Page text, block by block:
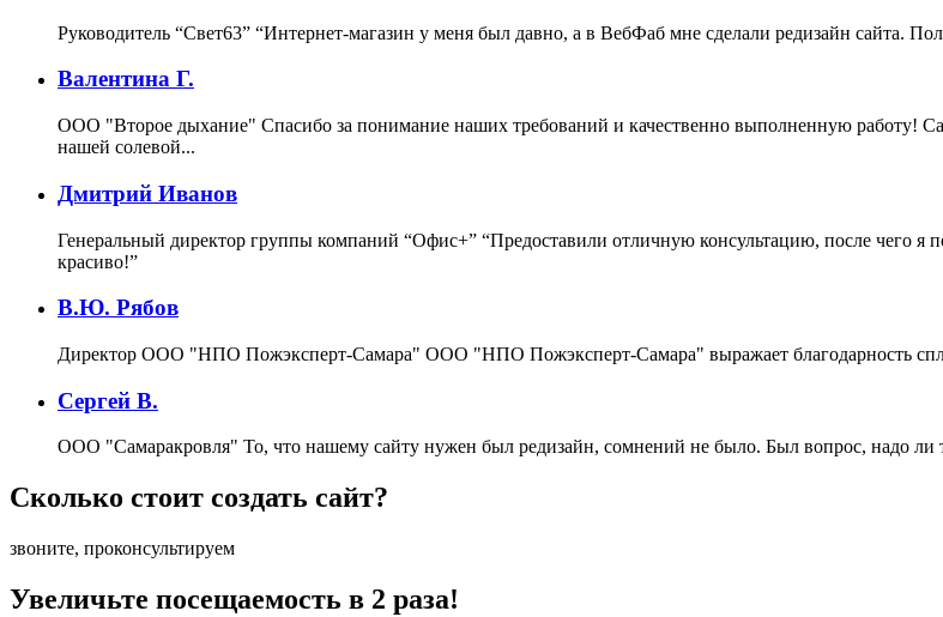
Руководитель “Свет63” “Интернет-магазин у меня был давно, а в ВебФаб мне сделали редизайн сайта.
Валентина Г.
ООО "Второе дыхание" Спасибо за понимание наших требований и качественно выполненную работу!
нашей солевой...
Дмитрий Иванов
Генеральный директор группы компаний “Офис+” “Предоставили отличную консультацию, после чего я
красиво!”
В.Ю. Рябов
Директор ООО "НПО Пожэксперт-Самара" ООО "НПО Пожэксперт-Самара" выражает благодарность
Сергей В.
ООО "Самаракровля" То, что нашему сайту нужен был редизайн, сомнений не было. Был вопрос, надо ли
Сколько стоит создать сайт?
звоните, проконсультируем
Увеличьте посещаемость в 2 раза!